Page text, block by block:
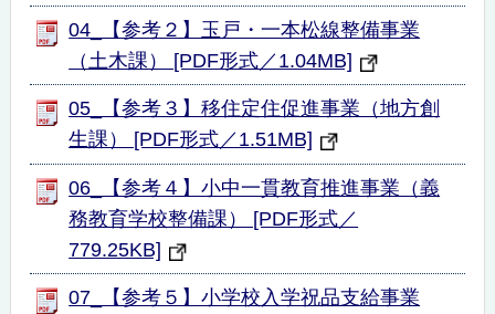
04_【参考２】玉戸・一本松線整備事業
（土木課） [PDF形式／1.04MB]
05_【参考３】移住定住促進事業（地方創
生課） [PDF形式／1.51MB]
06_【参考４】小中一貫教育推進事業（義
務教育学校整備課） [PDF形式／
779.25KB]
07_【参考５】小学校入学祝品支給事業